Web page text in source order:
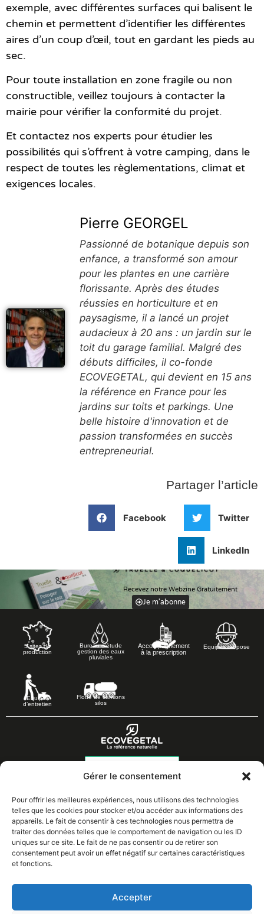
Gérer le consentement
Pour offrir les meilleures expériences, nous utilisons des technologies
telles que les cookies pour stocker et/ou accéder aux informations des
appareils. Le fait de consentir à ces technologies nous permettra de
traiter des données telles que le comportement de navigation ou les ID
uniques sur ce site. Le fait de ne pas consentir ou de retirer son
consentement peut avoir un effet négatif sur certaines caractéristiques
et fonctions.
Accepter
exemple, avec différentes surfaces qui balisent le
chemin et permettent d’identifier les différentes
aires d’un coup d’œil, tout en gardant les pieds au
sec.
Pour toute installation en zone fragile ou non
constructible, veillez toujours à contacter la
mairie pour vérifier la conformité du projet.
Et contactez nos experts pour étudier les
possibilités qui s’offrent à votre camping, dans le
respect de toutes les règlementations, climat et
exigences locales.
Pierre GEORGEL
Passionné de botanique depuis son
enfance, a transformé son amour
pour les plantes en une carrière
florissante. Après des études
réussies en horticulture et en
paysagisme, il a lancé un projet
audacieux à 20 ans : un jardin sur le
toit du garage familial. Malgré des
débuts difficiles, il co-fonde
ECOVEGETAL, qui devient en 15 ans
la référence en France pour les
jardins sur toits et parkings. Une
belle histoire d'innovation et de
passion transformées en succès
entrepreneurial.
Partager l’article
Facebook Twitter
LinkedIn
Recevez notre Webzine Gratuitement
Je m'abonne
5 sites de
production
Bureau d’étude
gestion des eaux
pluviales
Accompagnement
à la prescription
Equipes de pose
Equipes
d’entretien
Flotte de camions
silos
02 37 43 18 56
28410 BROUE
Solutions
Réalisations
Téléchargements
Presse